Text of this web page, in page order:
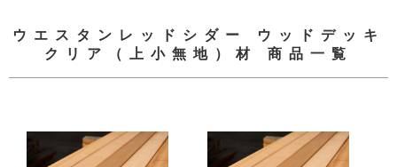
ウエスタンレッドシダー ウッドデッキ
クリア（上小無地）材 商品一覧